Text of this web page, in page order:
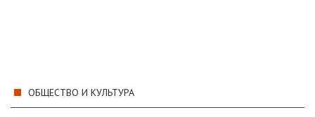
ОБЩЕСТВО И КУЛЬТУРА